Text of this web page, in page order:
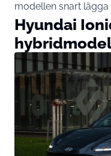
modellen snart lägga
Hyundai